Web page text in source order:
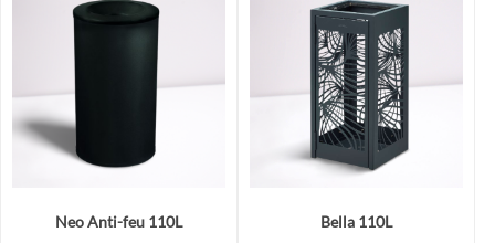
Neo Anti-feu 110L Bella 110L